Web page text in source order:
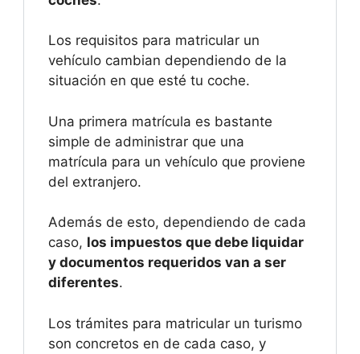
Los requisitos para matricular un
vehículo cambian dependiendo de la
situación en que esté tu coche.
Una primera matrícula es bastante
simple de administrar que una
matrícula para un vehículo que proviene
del extranjero.
Además de esto, dependiendo de cada
caso, los impuestos que debe liquidar
y documentos requeridos van a ser
diferentes.
Los trámites para matricular un turismo
son concretos en de cada caso, y